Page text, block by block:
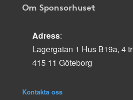
Om Sponsorhuset
Adress:
Lagergatan 1 Hus B19a, 4 tr
415 11 Göteborg
Kontakta oss